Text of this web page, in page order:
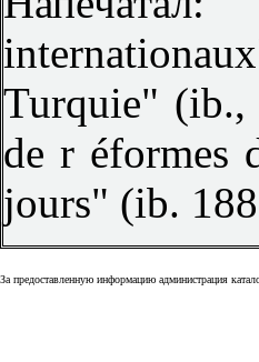
Turquie" (ib.,
de r éformes
jours" (ib.
За предоставленную информацию администрация